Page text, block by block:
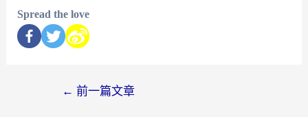
Spread the love
← 前一篇文章